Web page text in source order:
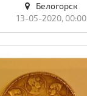
Белогорск
13-05-2020, 00:00